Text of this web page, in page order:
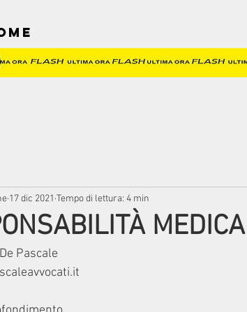
MEDICA
17 dic 2021 Tempo di lettura: 4 min
Pascale